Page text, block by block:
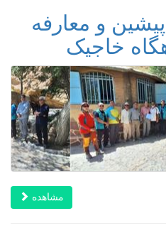
و معارفه
خاجیک
مشاهده